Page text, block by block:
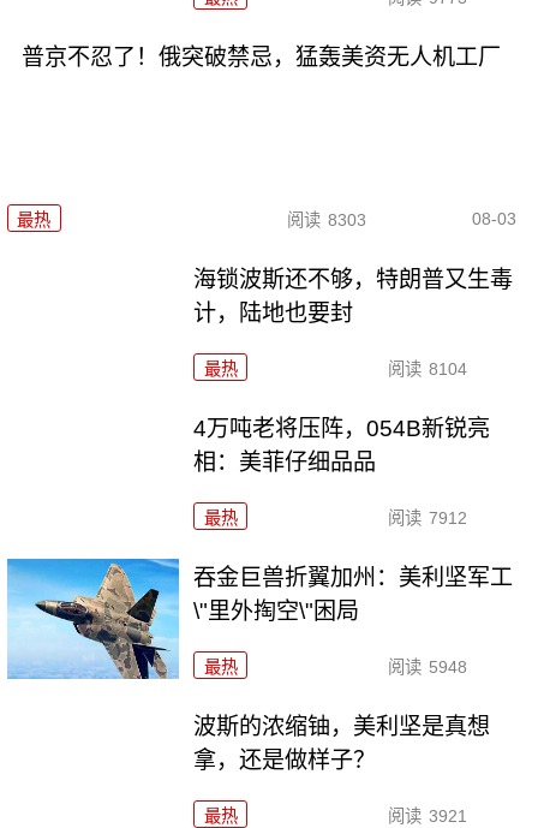
普京不忍了！俄突破禁忌，猛轰美资无人机工厂
最热 阅读 8303 08-03
海锁波斯还不够，特朗普又生毒
计，陆地也要封
最热 阅读 8104
4万吨老将压阵，054B新锐亮
相：美菲仔细品品
最热 阅读 7912
吞金巨兽折翼加州：美利坚军工
\"里外掏空\"困局
最热 阅读 5948
波斯的浓缩铀，美利坚是真想
拿，还是做样子？
最热 阅读 3921